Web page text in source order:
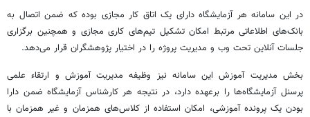
در این سامانه هر آزمایشگاه دارای یک اتاق کار مجازی بوده که ضمن اتصال به
بانک‌های اطلاعاتی مرتبط امکان تشکیل تیم‌های کاری مجازی و همچنین برگزاری
جلسات آنلاین تحت وب و مدیریت پروژه را در اختیار پژوهشگران قرار می‌دهد.
بخش مدیریت آموزش این سامانه نیز وظیفه مدیریت آموزش و ارتقاء علمی
پرسنل آزمایشگاه‌ها را برعهده دارد، در نتیجه هر کارشناس آزمایشگاه ضمن دارا
بودن یک پرونده آموزشی، امکان استفاده از کلاس‌های همزمان و غیر همزمان با